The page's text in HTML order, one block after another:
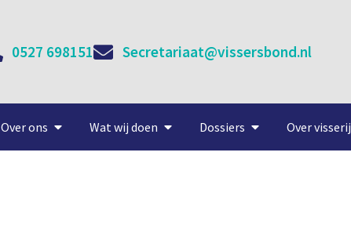
0527 698151 Secretariaat@vissersbond.nl
Over ons Wat wij doen Dossiers Over visserij